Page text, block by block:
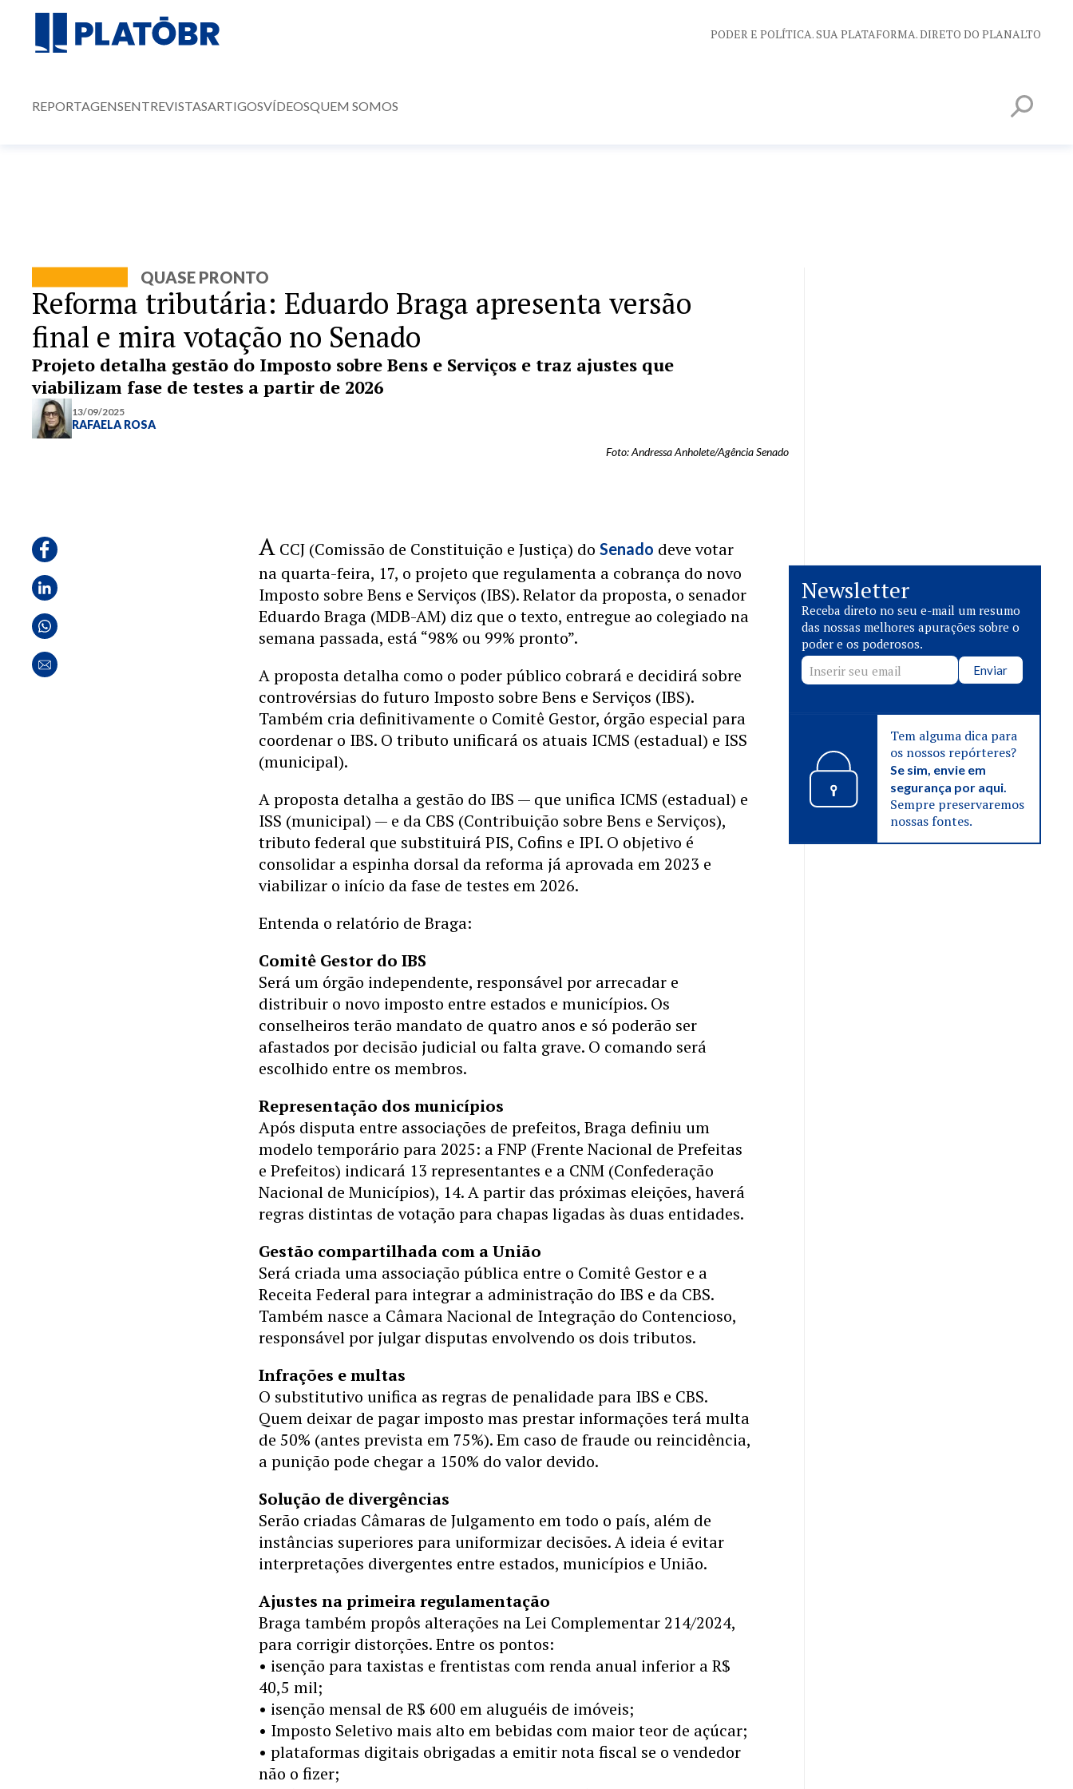
PODER E POLÍTICA. SUA PLATAFORMA. DIRETO DO PLANALTO
REPORTAGENSENTREVISTASARTIGOSVÍDEOSQUEM SOMOS
QUASE PRONTO
Reforma tributária: Eduardo Braga apresenta versão
final e mira votação no Senado
Projeto detalha gestão do Imposto sobre Bens e Serviços e traz ajustes que
viabilizam fase de testes a partir de 2026
13/09/2025
RAFAELA ROSA
Foto: Andressa Anholete/Agência Senado
A CCJ (Comissão de Constituição e Justiça) doSenado deve votar
na quarta-feira, 17, o projeto que regulamenta a cobrança do novo
Imposto sobre Bens e Serviços (IBS). Relator da proposta, o senador
Eduardo Braga (MDB-AM) diz que o texto, entregue ao colegiado na
semana passada, está “98% ou 99% pronto”.
A proposta detalha como o poder público cobrará e decidirá sobre
controvérsias do futuro Imposto sobre Bens e Serviços (IBS).
Também cria definitivamente o Comitê Gestor, órgão especial para
coordenar o IBS. O tributo unificará os atuais ICMS (estadual) e ISS
(municipal).
A proposta detalha a gestão do IBS — que unifica ICMS (estadual) e
ISS (municipal) — e da CBS (Contribuição sobre Bens e Serviços),
tributo federal que substituirá PIS, Cofins e IPI. O objetivo é
consolidar a espinha dorsal da reforma já aprovada em 2023 e
viabilizar o início da fase de testes em 2026.
Entenda o relatório de Braga:
Comitê Gestor do IBS
Será um órgão independente, responsável por arrecadar e
distribuir o novo imposto entre estados e municípios. Os
conselheiros terão mandato de quatro anos e só poderão ser
afastados por decisão judicial ou falta grave. O comando será
escolhido entre os membros.
Representação dos municípios
Após disputa entre associações de prefeitos, Braga definiu um
modelo temporário para 2025: a FNP (Frente Nacional de Prefeitas
e Prefeitos) indicará 13 representantes e a CNM (Confederação
Nacional de Municípios), 14. A partir das próximas eleições, haverá
regras distintas de votação para chapas ligadas às duas entidades.
Gestão compartilhada com a União
Será criada uma associação pública entre o Comitê Gestor e a
Receita Federal para integrar a administração do IBS e da CBS.
Também nasce a Câmara Nacional de Integração do Contencioso,
responsável por julgar disputas envolvendo os dois tributos.
Infrações e multas
O substitutivo unifica as regras de penalidade para IBS e CBS.
Quem deixar de pagar imposto mas prestar informações terá multa
de 50% (antes prevista em 75%). Em caso de fraude ou reincidência,
a punição pode chegar a 150% do valor devido.
Solução de divergências
Serão criadas Câmaras de Julgamento em todo o país, além de
instâncias superiores para uniformizar decisões. A ideia é evitar
interpretações divergentes entre estados, municípios e União.
Ajustes na primeira regulamentação
Braga também propôs alterações na Lei Complementar 214/2024,
para corrigir distorções. Entre os pontos:
• isenção para taxistas e frentistas com renda anual inferior a R$
40,5 mil;
• isenção mensal de R$ 600 em aluguéis de imóveis;
• Imposto Seletivo mais alto em bebidas com maior teor de açúcar;
• plataformas digitais obrigadas a emitir nota fiscal se o vendedor
não o fizer;
Newsletter
Receba direto no seu e-mail um resumo
das nossas melhores apurações sobre o
poder e os poderosos.
Enviar
Tem alguma dica para
os nossos repórteres?
Se sim, envie em
segurança por aqui.
Sempre preservaremos
nossas fontes.